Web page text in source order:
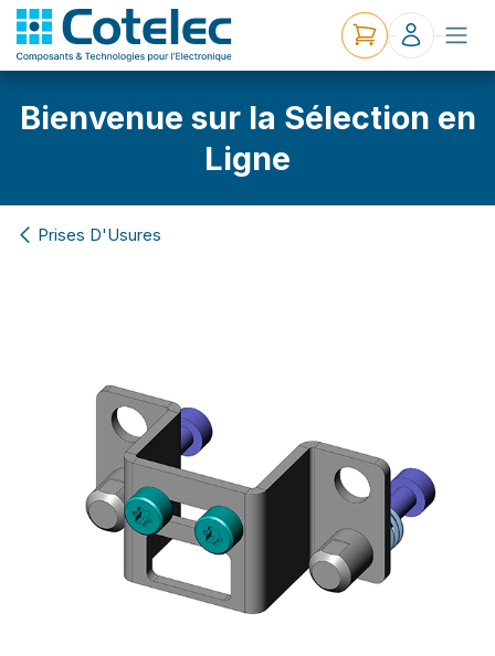
Bienvenue sur la Sélection en
Ligne
Prises D'Usures